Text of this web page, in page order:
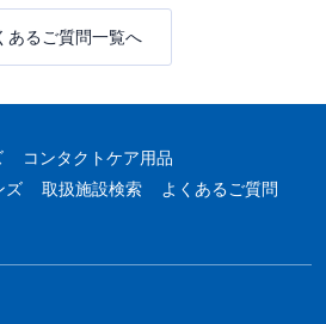
あるご質問一覧へ
コンタクトケア用品
ズ
取扱施設検索
よくあるご質問